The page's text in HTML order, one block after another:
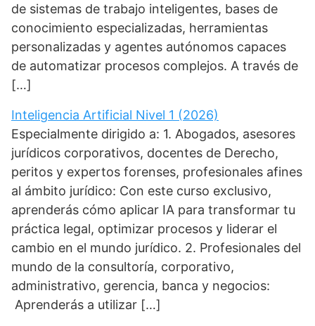
de sistemas de trabajo inteligentes, bases de
conocimiento especializadas, herramientas
personalizadas y agentes autónomos capaces
de automatizar procesos complejos. A través de
[…]
Inteligencia Artificial Nivel 1 (2026)
Especialmente dirigido a: 1. Abogados, asesores
jurídicos corporativos, docentes de Derecho,
peritos y expertos forenses, profesionales afines
al ámbito jurídico: Con este curso exclusivo,
aprenderás cómo aplicar IA para transformar tu
práctica legal, optimizar procesos y liderar el
cambio en el mundo jurídico. 2. Profesionales del
mundo de la consultoría, corporativo,
administrativo, gerencia, banca y negocios:
Aprenderás a utilizar […]